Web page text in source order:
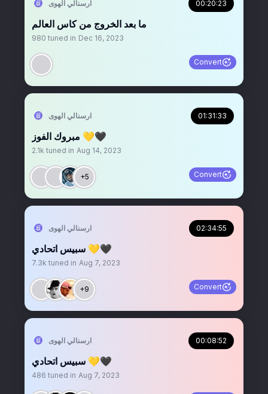
‏ارسنالي الهوى 00:20:23
ما بعد الخروج من كاس العالم
980 tuned in Dec 16, 2023
Convert
‏ارسنالي الهوى 01:31:33
مبروك الفوز 💛🖤
2.1k tuned in Aug 14, 2023
+5 Convert
‏ارسنالي الهوى 02:34:55
سبيس اتحادي 💛🖤
7.3k tuned in Aug 7, 2023
+9 Convert
‏ارسنالي الهوى 00:08:52
سبيس اتحادي 💛🖤
486 tuned in Aug 7, 2023